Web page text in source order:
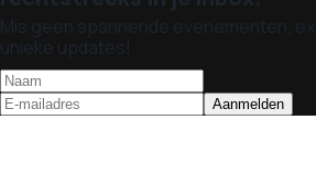
Mis geen spannende evenementen,
unieke updates!